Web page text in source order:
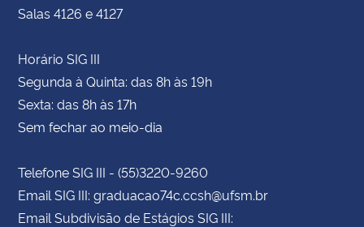
Salas 4126 e 4127
Horário SIG III
Segunda à Quinta: das 8h às 19h
Sexta: das 8h às 17h
Sem fechar ao meio-dia
Telefone SIG III - (55)3220-9260
Email SIG III: graduacao74c.ccsh@ufsm.br
Email Subdivisão de Estágios SIG III: